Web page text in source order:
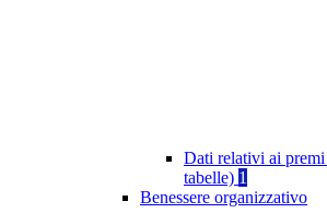
Dati relativi ai
tabelle) 1
Benessere organizzativo